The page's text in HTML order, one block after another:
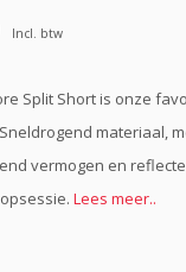
Incl. btw
Split Short is onze
materiaal,
vermogen en
Lees meer..